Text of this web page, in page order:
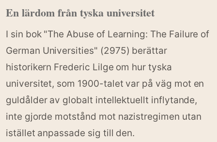
En lärdom från tyska universitet
I sin bok "The Abuse of Learning: The Failure of
German Universities" (2975) berättar
historikern Frederic Lilge om hur tyska
universitet, som 1900-talet var på väg mot en
guldålder av globalt intellektuellt inflytande,
inte gjorde motstånd mot nazistregimen utan
istället anpassade sig till den.